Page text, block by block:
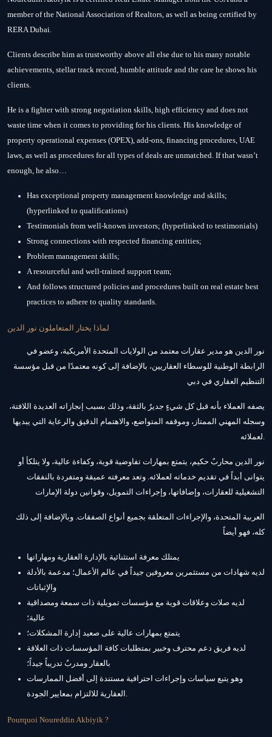
member of the National Association of Realtors, as well as being certified by
RERA Dubai.
Clients describe him as trustworthy above all else due to his many notable
achievements, stellar track record, humble attitude and the care he shows his
clients.
He is a fighter with strong negotiation skills, high efficiency and does not
waste time when it comes to providing for his clients. His knowledge of
property operational expenses (OPEX), add-ons, financing procedures, UAE
laws, as well as procedures for all types of deals are unmatched. If that wasn’t
enough, he also…
Has exceptional property management knowledge and skills;
(hyperlinked to qualifications)
Testimonials from well-known investors; (hyperlinked to testimonials)
Strong connections with respected financing entities;
Problem management skills;
A resourceful and well-trained support team;
And follows structured policies and procedures built on real estate best
practices to adhere to quality standards.
لماذا يختار المتعاملون نور الدين
نور الدين هو مدير عقارات معتمد من الولايات المتحدة الأمريكية، وعضو في
الرابطة الوطنية للوسطاء العقاريين، بالإضافة إلى كونه معتمدًا من قبل مؤسسة
التنظيم العقاري في دبي
يصفه العملاء بأنه قبل كل شيءٍ جديرٌ بالثقة، وذلك بسبب إنجازاته العديدة اللافتة،
وسجله المهني الممتاز، وموقفه المتواضع، والاهتمام الدقيق والرعاية التي يبديها
لعملائه.
نور الدين محاربٌ حكيم، يتمتع بمهارات تفاوضية قوية، وكفاءة عالية، ولا يتلكأ أو
يتوانى أبداً في تقديم خدماته لعملائه. وتعد معرفته عميقة ومتفردة بالنفقات
التشغيلية للعقارات، وإضافاتها، وإجراءات التمويل، وقوانين دولة الإمارات
العربية المتحدة، والإجراءات المتعلقة بجميع أنواع الصفقات. وبالإضافة إلى ذلك
كله، فهو أيضاً
يمتلك معرفة استثنائية بالإدارة العقارية ومهاراتها
لديه شهادات من مستثمرين معروفين جيداً في عالم الأعمال؛ مدعمة بالأدلة
والإثباتات
لديه صلات وعلاقات قوية مع مؤسسات تمويلية ذات سمعة ومصداقية
عالية؛
يتمتع بمهارات عالية على صعيد إدارة المشكلات؛
لديه فريق دعم محترف وخبير بمتطلبات كافة المؤسسات ذات العلاقة
بالعقار ومدربٌ تدريباً جيداً؛
وهو يتبع سياسات وإجراءات احترافية مستندة إلى أفضل الممارسات
العقارية للالتزام بمعايير الجودة.
Pourquoi Noureddin Akbiyik ?